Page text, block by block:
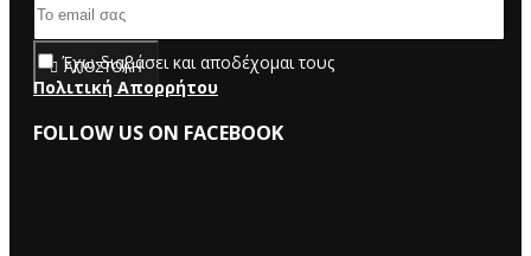
ΑΠΟΣΤΟΛΉ
Έχω διαβάσει και αποδέχομαι τους
Πολιτική Απορρήτου
FOLLOW US ON FACEBOOK